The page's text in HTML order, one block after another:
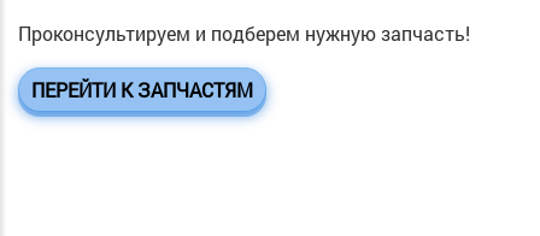
Проконсультируем и подберем нужную запчасть!
ПЕРЕЙТИ К ЗАПЧАСТЯМ